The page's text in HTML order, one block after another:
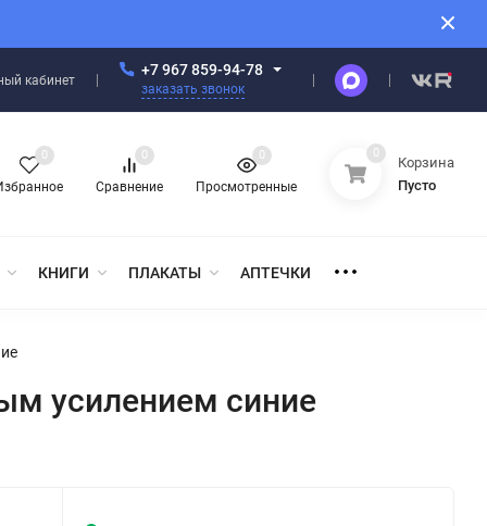
кабинет
+7 967 859-94-78
заказать звонок
0
Сравнение
0
Просмотренные
0 0
Корзина
Пусто
КНИГИ ПЛАКАТЫ АПТЕЧКИ
усилением синие